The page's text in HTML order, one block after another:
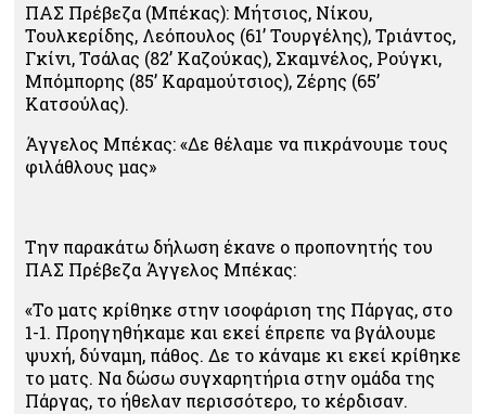
ΠΑΣ Πρέβεζα (Μπέκας): Μήτσιος, Νίκου,
Τουλκερίδης, Λεόπουλος (61’ Τουργέλης), Τριάντος,
Γκίνι, Τσάλας (82’ Καζούκας), Σκαμνέλος, Ρούγκι,
Μπόμπορης (85’ Καραμούτσιος), Ζέρης (65’
Κατσούλας).
Άγγελος Μπέκας: «Δε θέλαμε να πικράνουμε τους
φιλάθλους μας»
Την παρακάτω δήλωση έκανε ο προπονητής του
ΠΑΣ Πρέβεζα Άγγελος Μπέκας:
«Το ματς κρίθηκε στην ισοφάριση της Πάργας, στο
1-1. Προηγηθήκαμε και εκεί έπρεπε να βγάλουμε
ψυχή, δύναμη, πάθος. Δε το κάναμε κι εκεί κρίθηκε
το ματς. Να δώσω συγχαρητήρια στην ομάδα της
Πάργας, το ήθελαν περισσότερο, το κέρδισαν.